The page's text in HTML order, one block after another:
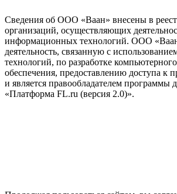
Сведения об ООО «Ваан» внесены в
организаций, осуществляющих
информационных технологий. ООО
деятельность, связанную с
технологий, по разработке
обеспечения, предоставлению доступа к
и является правообладателем
«Платформа FL.ru (версия 2.0)».